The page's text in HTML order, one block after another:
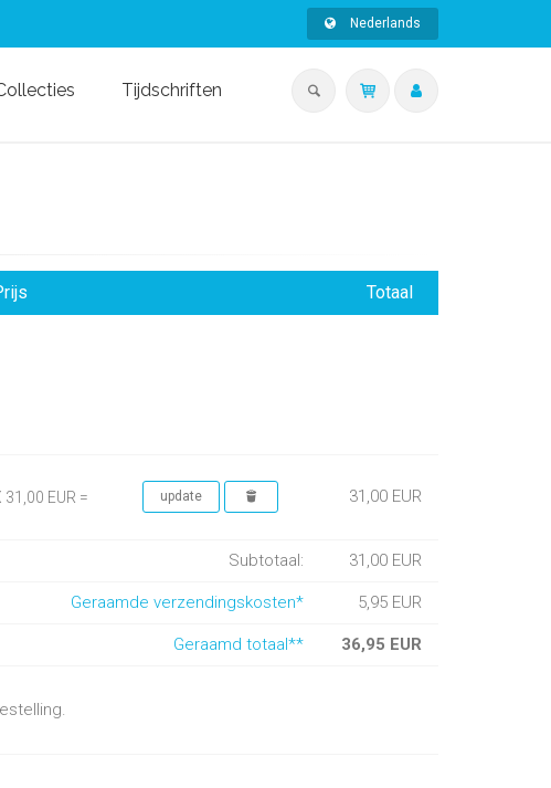
Nederlands
Tijdschriften
Totaal
31,00 EUR = 31,00 EUR
Subtotaal: 31,00 EUR
Geraamde verzendingskosten* 5,95 EUR
Geraamd totaal** 36,95 EUR